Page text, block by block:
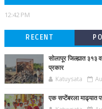
12:42 PM
RECENT
सोलापूर जिल्ह्यात
प्रकार
Katuysata
एक सप्टेंबरला माढ्यात